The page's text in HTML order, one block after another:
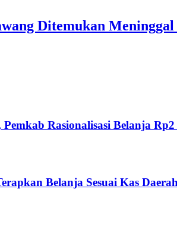
Ditemukan
Rasionalisasi Belanja
Belanja Sesuai Kas Daerah